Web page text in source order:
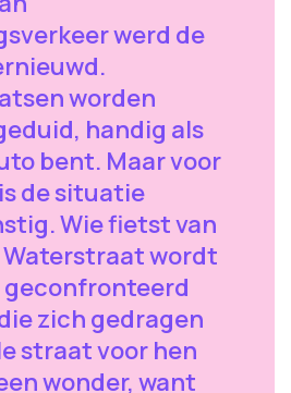
werd de
worden
handig als
bent. Maar voor
de situatie
Wie fietst van
wordt
zich gedragen
straat voor hen
wonder, want